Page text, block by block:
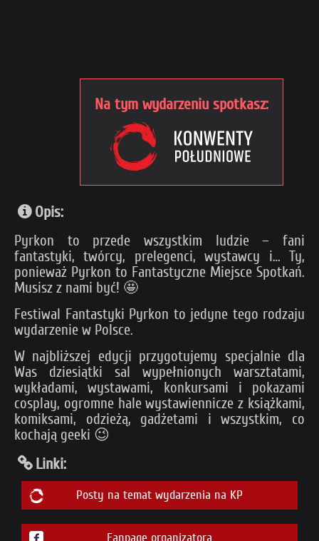
Na tym wydarzeniu spotkasz:
Opis:
Pyrkon to przede wszystkim ludzie – fani
fantastyki, twórcy, prelegenci, wystawcy i… Ty,
ponieważ Pyrkon to Fantastyczne Miejsce Spotkań.
Musisz z nami być! 🤩
Festiwal Fantastyki Pyrkon to jedyne tego rodzaju
wydarzenie w Polsce.
W najbliższej edycji przygotujemy specjalnie dla
Was dziesiątki sal wypełnionych warsztatami,
wykładami, wystawami, konkursami i pokazami
cosplay, ogromne hale wystawiennicze z książkami,
komiksami, odzieżą, gadżetami i wszystkim, co
kochają geeki 😉
Linki:
Posty na temat wydarzenia na KP